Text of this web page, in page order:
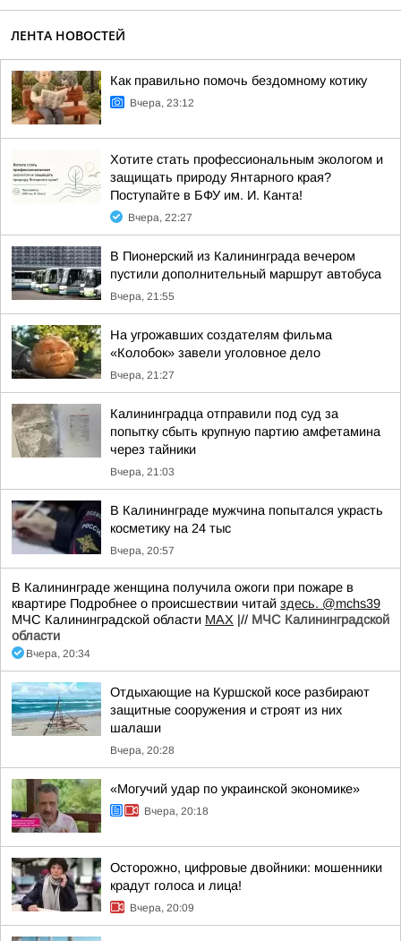
ЛЕНТА НОВОСТЕЙ
Как правильно помочь бездомному котику
Вчера, 23:12
Хотите стать профессиональным экологом и
защищать природу Янтарного края?
Поступайте в БФУ им. И. Канта!
Вчера, 22:27
В Пионерский из Калининграда вечером
пустили дополнительный маршрут автобуса
Вчера, 21:55
На угрожавших создателям фильма
«Колобок» завели уголовное дело
Вчера, 21:27
Калининградца отправили под суд за
попытку сбыть крупную партию амфетамина
через тайники
Вчера, 21:03
В Калининграде мужчина попытался украсть
косметику на 24 тыс
Вчера, 20:57
В Калининграде женщина получила ожоги при пожаре в
квартире Подробнее о происшествии читай здесь. @mchs39
МЧС Калининградской области MAX |// МЧС Калининградской
области
Вчера, 20:34
Отдыхающие на Куршской косе разбирают
защитные сооружения и строят из них
шалаши
Вчера, 20:28
«Могучий удар по украинской экономике»
Вчера, 20:18
Осторожно, цифровые двойники: мошенники
крадут голоса и лица!
Вчера, 20:09